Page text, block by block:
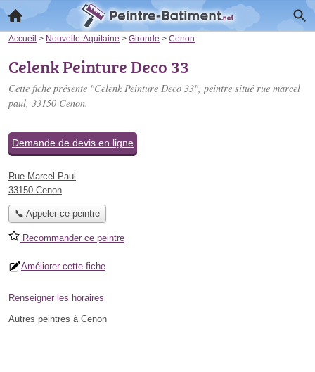
Accueil > Nouvelle-Aquitaine > Gironde > Cenon
Celenk Peinture Deco 33
Cette fiche présente "Celenk Peinture Deco 33", peintre situé rue marcel
paul, 33150 Cenon.
Demande de devis en ligne
Rue Marcel Paul
33150 Cenon
📞 Appeler ce peintre
Recommander ce peintre
Améliorer cette fiche
Renseigner les horaires
Autres peintres à Cenon